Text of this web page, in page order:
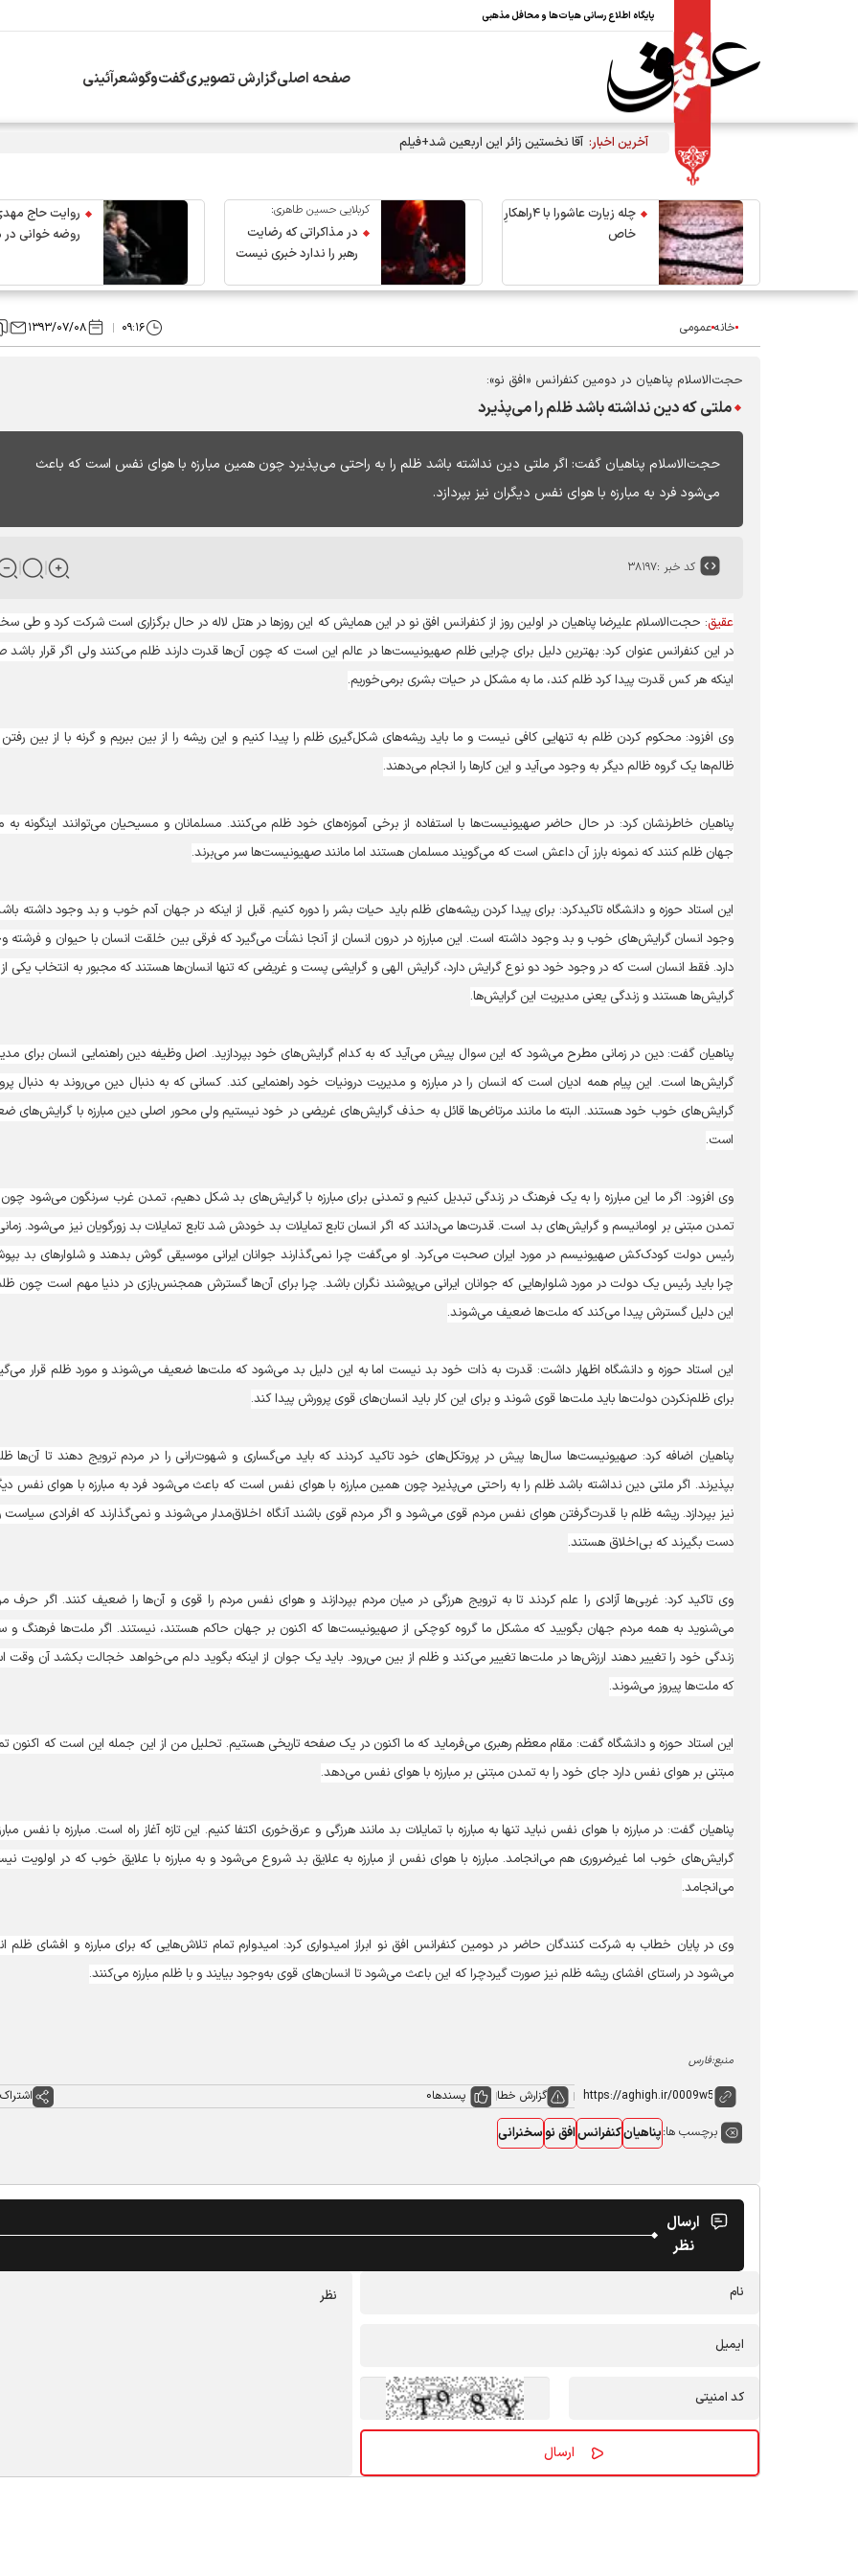
پایگاه اطلاع رسانی هیات‌ها و محافل مذهبی
صفحه اصلیگزارش تصویریگفت‌وگوشعرآئینی
آخرین اخبار: آقا نخستین زائر این اربعین شد+فیلم
چله زیارت عاشورا با ۴راهکارِ
خاص
کربلایی حسین طاهری:
در مذاکراتی که رضایت
رهبر را ندارد خبری نیست
روایت حاج
روضه خوانی
خانهعمومی ۰۹:۱۶ ۱۳۹۳/۰۷/۰۸
حجت‌الاسلام پناهیان در دومین کنفرانس «افق نو»:
ملتی که دین نداشته باشد ظلم را می‌پذیرد
حجت‌الاسلام پناهیان گفت: اگر ملتی دین نداشته باشد ظلم را به راحتی می‌پذیرد چون همین مبارزه با هوای نفس است که باعث
می‌شود فرد به مبارزه با هوای نفس دیگران نیز بپردازد.
کد خبر :۳۸۱۹۷
عقیق: حجت‌الاسلام علیرضا پناهیان در اولین روز از کنفرانس افق نو در این همایش که این روزها در هتل لاله در حال برگزاری است شرکت کرد و طی
در این کنفرانس عنوان کرد: بهترین دلیل برای چرایی ظلم صهیونیست‌ها در عالم این است که چون آن‌ها قدرت دارند ظلم می‌کنند ولی اگر قرار باشد
اینکه هر کس قدرت پیدا کرد ظلم کند، ما به مشکل در حیات بشری برمی‌خوریم.
وی افزود: محکوم کردن ظلم به تنهایی کافی نیست و ما باید ریشه‌های شکل‌گیری ظلم را پیدا کنیم و این ریشه را از بین ببریم و گرنه با از بین
ظالم‌ها یک گروه ظالم دیگر به وجود می‌آید و این کارها را انجام می‌دهند.
پناهیان خاطرنشان کرد: در حال حاضر صهیونیست‌ها با استفاده از برخی آموزه‌های خود ظلم می‌کنند. مسلمانان و مسیحیان می‌توانند اینگونه به
جهان ظلم کنند که نمونه بارز آن داعش است که می‌گویند مسلمان‌ هستند اما مانند صهیونیست‌ها سر می‌برند.
این استاد حوزه و دانشگاه تاکیدکرد: برای پیدا کردن ریشه‌های ظلم باید حیات بشر را دوره کنیم. قبل از اینکه در جهان آدم خوب و بد وجود داشته
وجود انسان گرایش‌های خوب و بد وجود داشته است. این مبارزه در درون انسان از آنجا نشأت می‌گیرد که فرقی بین خلقت انسان با حیوان و فرشته
دارد. فقط انسان است که در وجود خود دو نوع گرایش دارد، گرایش الهی و گرایشی پست و غریضی که تنها انسان‌ها هستند که مجبور به انتخاب یکی
گرایش‌ها هستند و زندگی یعنی مدیریت این گرایش‌ها.
پناهیان گفت: دین در زمانی مطرح می‌شود که این سوال پیش می‌آید که به کدام گرایش‌های خود بپردازید. اصل وظیفه دین راهنمایی انسان برای
گرایش‌ها است. این پیام همه ادیان است که انسان را در مبارزه و مدیریت درونیات خود راهنمایی کند. کسانی که به دنبال دین می‌روند به دنبال
گرایش‌های خوب خود هستند. البته ما مانند مرتاض‌ها قائل به حذف گرایش‌های غریضی در خود نیستیم ولی محور اصلی دین مبارزه با گرایش‌های
است.
وی افزود: اگر ما این مبارزه را به یک فرهنگ در زندگی تبدیل کنیم و تمدنی برای مبارزه با گرایش‌های بد شکل دهیم، تمدن غرب سرنگون می‌شود
تمدن مبتنی بر اومانیسم و گرایش‌های بد است. قدرت‌ها می‌دانند که اگر انسان تابع تمایلات بد خودش شد تابع تمایلات بد زورگویان نیز می‌شود.
رئیس دولت کودک‌کش صهیونیسم در مورد ایران صحبت می‌کرد. او می‌گفت چرا نمی‌گذارند جوانان ایرانی موسیقی گوش بدهند و شلوارهای بد
چرا باید رئیس یک دولت در مورد شلوارهایی که جوانان ایرانی می‌پوشند نگران باشد. چرا برای آن‌ها گسترش همجنس‌بازی در دنیا مهم است چون
این دلیل گسترش پیدا می‌کند که ملت‌ها ضعیف می‌شوند.
این استاد حوزه و دانشگاه اظهار داشت: قدرت به ذات خود بد نیست اما به این دلیل بد می‌شود که ملت‌ها ضعیف می‌شوند و مورد ظلم قرار
برای ظلم‌نکردن دولت‌ها باید ملت‌ها قوی شوند و برای این کار باید انسان‌های قوی پرورش پیدا کند.
پناهیان اضافه کرد: صهیونیست‌ها سال‌ها پیش در پروتکل‌های خود تاکید کردند که باید می‌گساری و شهوت‌رانی را در مردم ترویج دهند تا آن‌ها
بپذیرند. اگر ملتی دین نداشته باشد ظلم را به راحتی می‌پذیرد چون همین مبارزه با هوای نفس است که باعث می‌شود فرد به مبارزه با هوای نفس
نیز بپردازد. ریشه ظلم با قدرت‌گرفتن هوای نفس مردم قوی می‌شود و اگر مردم قوی باشند آنگاه اخلاق‌مدار می‌شوند و نمی‌گذارند که افرادی سیاست
دست بگیرند که بی‌اخلاق هستند.
وی تاکید کرد: غربی‌ها آزادی را علم کردند تا به ترویج هرزگی در میان مردم بپردازند و هوای نفس مردم را قوی و آن‌ها را ضعیف کنند. اگر حرف
می‌شنوید به همه مردم جهان بگویید که مشکل ما گروه کوچکی از صهیونیست‌ها که اکنون بر جهان حاکم هستند، نیستند. اگر ملت‌ها فرهنگ و
زندگی خود را تغییر دهند ارزش‌ها در ملت‌ها تغییر می‌کند و ظلم از بین می‌رود. باید یک جوان از اینکه بگوید دلم می‌خواهد خجالت بکشد آن وقت
که ملت‌ها پیروز می‌شوند.
این استاد حوزه و دانشگاه گفت: مقام معظم رهبری می‌فرماید که ما اکنون در یک صفحه تاریخی هستیم. تحلیل من از این جمله این است که اکنون
مبتنی بر هوای نفس دارد جای خود را به تمدن مبتنی بر مبارزه با هوای نفس می‌دهد.
پناهیان گفت: در مبارزه با هوای نفس نباید تنها به مبارزه با تمایلات بد مانند هرزگی و عرق‌خوری اکتفا کنیم. این تازه آغاز راه است. مبارزه با نفس
گرایش‌های خوب اما غیرضروری هم می‌انجامد. مبارزه با هوای نفس از مبارزه به علایق بد شروع می‌شود و به مبارزه با علایق خوب که در اولویت
می‌انجامد.
وی در پایان خطاب به شرکت کنندگان حاضر در دومین کنفرانس افق نو ابراز امیدواری کرد: امیدوارم تمام تلاش‌هایی که برای مبارزه و افشای ظلم
می‌شود در راستای افشای ریشه ظلم نیز صورت گیردچرا که این باعث می‌شود تا انسان‌های قوی به‌وجود بیایند و با ظلم مبارزه می‌کنند.
منبع:فارس
گزارش خطا پسندها0
برچسب ها:پناهیانکنفرانسافق نو سخنرانی
ارسال
نظر